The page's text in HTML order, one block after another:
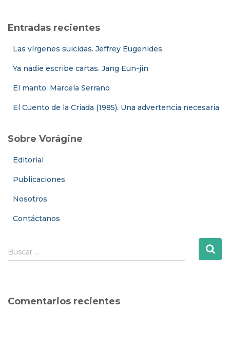
Entradas recientes
Las vírgenes suicidas. Jeffrey Eugenides
Ya nadie escribe cartas. Jang Eun-jin
El manto. Marcela Serrano
El Cuento de la Criada (1985). Una advertencia necesaria
Sobre Vorágine
Editorial
Publicaciones
Nosotros
Contáctanos
B
u
r
Buscar …
Comentarios recientes